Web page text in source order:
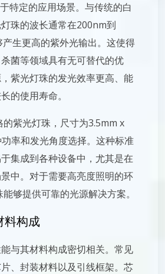
特定的应用场景。与传统的白
珠的波长通常在200nm到
生更高的紫外光输出。这使得
菌等领域具有无可替代的优
紫光灯珠的发光效率更高、能
的使用寿命。
紫光灯珠，尺寸为3.5mm x
率和发光角度选择。这种标准
集成到各种设备中，尤其是在
中。对于需要高亮度照明的环
够提供可靠的光源解决方案。
料构成
与其材料构成密切相关。常见
、封装材料以及引线框架。芯